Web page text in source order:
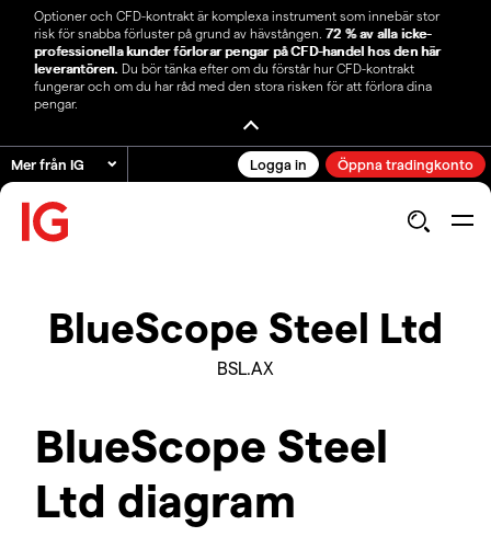
Optioner och CFD-kontrakt är komplexa instrument som innebär stor
risk för snabba förluster på grund av hävstången. 72 % av alla icke-
professionella kunder förlorar pengar på CFD-handel hos den här
leverantören. Du bör tänka efter om du förstår hur CFD-kontrakt
fungerar och om du har råd med den stora risken för att förlora dina
pengar.
Mer från IG Logga in Öppna tradingkonto
BlueScope Steel Ltd
BSL.AX
BlueScope Steel
Ltd diagram